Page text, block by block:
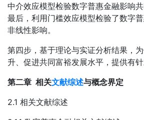
中介效应模型检验数字普惠金融影响
最后，利用门槛效应模型检验了数字
非线性影响。
第四步，基于理论与实证分析结果，
升、促进共同富裕发展水平，提供有针
第二章 相关文献综述与概念界定
2.1 相关文献综述